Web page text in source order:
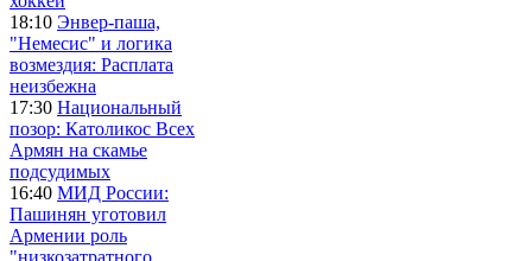
18:10 Энвер-паша,
"Немесис" и логика
возмездия: Расплата
неизбежна
17:30 Национальный
позор: Католикос Всех
Армян на скамье
подсудимых
16:40 МИД России:
Пашинян уготовил
Армении роль
"низкозатратного